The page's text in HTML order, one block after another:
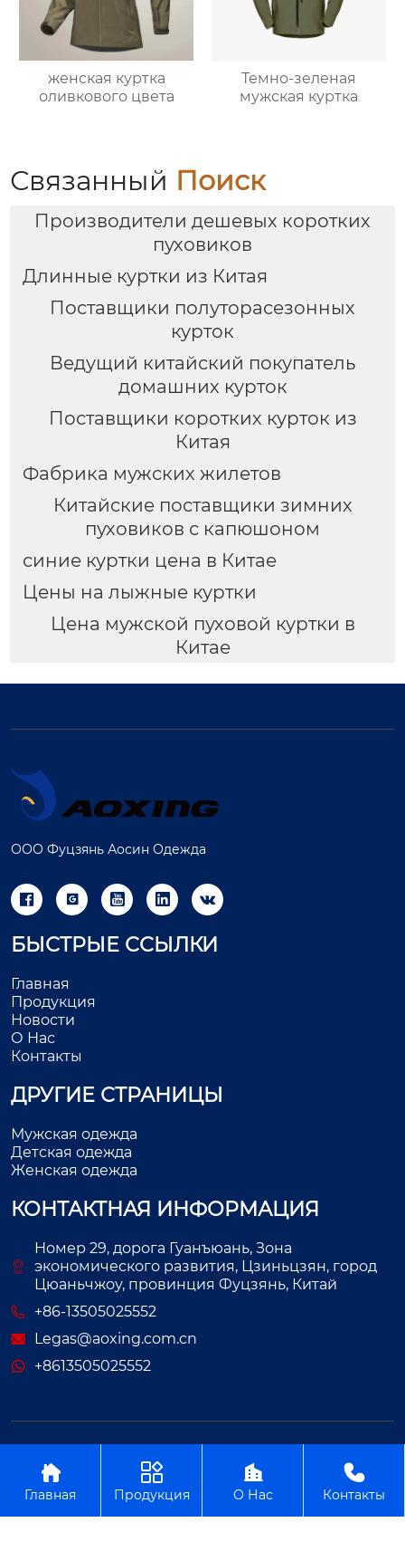
женская куртка
оливкового цвета
Темно-зеленая
мужская куртка
Связанный Поиск
Производители дешевых коротких
пуховиков
Длинные куртки из Китая
Поставщики полуторасезонных
курток
Ведущий китайский покупатель
домашних курток
Поставщики коротких курток из
Китая
Фабрика мужских жилетов
Китайские поставщики зимних
пуховиков с капюшоном
синие куртки цена в Китае
Цены на лыжные куртки
Цена мужской пуховой куртки в
Китае
ООО Фуцзянь Аосин Одежда
    
БЫСТРЫЕ ССЫЛКИ
Главная
Продукция
Новости
О Нас
Контакты
ДРУГИЕ СТРАНИЦЫ
Мужская одежда
Детская одежда
Женская одежда
КОНТАКТНАЯ ИНФОРМАЦИЯ
Номер 29, дорога Гуанъюань, Зона
экономического развития, Цзиньцзян, город
Цюаньчжоу, провинция Фуцзянь, Китай
+86-13505025552
Legas@aoxing.com.cn
+8613505025552

Главная

Продукция

О Нас

Контакты